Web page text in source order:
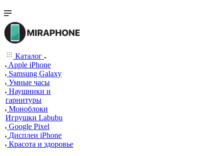
Каталог
Apple iPhone
Samsung Galaxy
Умные часы
Наушники и
гарнитуры
Моноблоки
Игрушки Labubu
Google Pixel
Дисплеи iPhone
Красота и здоровье